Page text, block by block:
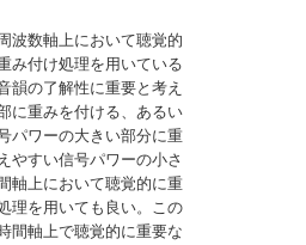
波数軸上において聴覚的
み付け処理を用いている
韻の了解性に重要と考え
に重みを付ける、あるい
パワーの大きい部分に重
やすい信号パワーの小さ
軸上において聴覚的に重
理を用いても良い。この
間軸上で聴覚的に重要な